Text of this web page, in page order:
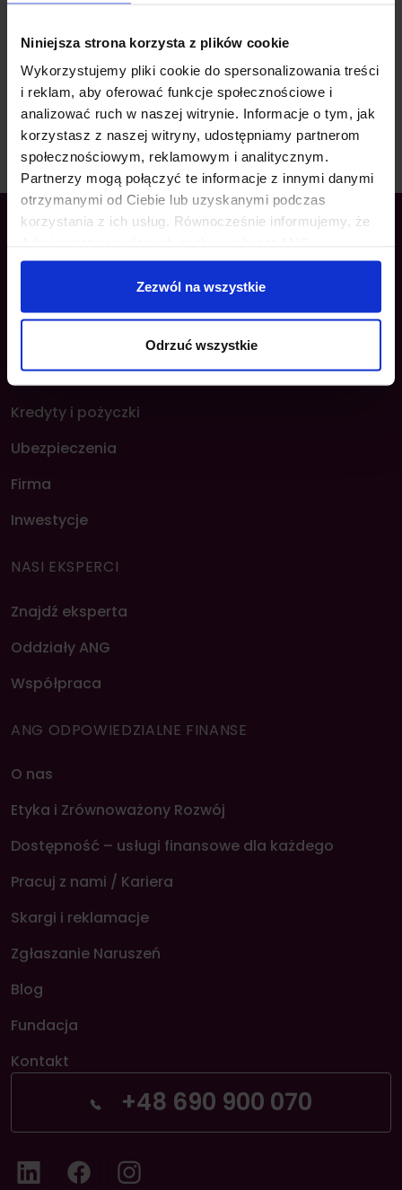
Niniejsza strona korzysta z plików cookie
Wykorzystujemy pliki cookie do spersonalizowania treści
i reklam, aby oferować funkcje społecznościowe i
analizować ruch w naszej witrynie. Informacje o tym, jak
korzystasz z naszej witryny, udostępniamy partnerom
społecznościowym, reklamowym i analitycznym.
Partnerzy mogą połączyć te informacje z innymi danymi
otrzymanymi od Ciebie lub uzyskanymi podczas
korzystania z ich usług. Równocześnie informujemy, że
Odpowiedzialne Finanse SA z siedzibą w Warszawie
przy ul. Dziekońskiego 1, 00-728 Warszawa. Więcej
informacji o przetwarzaniu danych osobowych oraz
„Zaakceptuj wszystkie”, “Odrzuć wszystkie” lub
plików cookie, przesuń suwak przy wybranej
kategorii. Masz prawo do wglądu w swoje ustawienia
Zezwól na wszystkie
Odrzuć wszystkie
WYŚLIJ WIADOMOŚĆ
OFERTA
Kredyty i pożyczki
Ubezpieczenia
Firma
Inwestycje
NASI EKSPERCI
Znajdź eksperta
Oddziały ANG
Współpraca
ANG ODPOWIEDZIALNE FINANSE
O nas
Etyka i Zrównoważony Rozwój
Dostępność – usługi finansowe dla każdego
Pracuj z nami / Kariera
Skargi i reklamacje
Zgłaszanie Naruszeń
Blog
Fundacja
Kontakt
+48 690 900 070
LinkedIn FacebookInstagram